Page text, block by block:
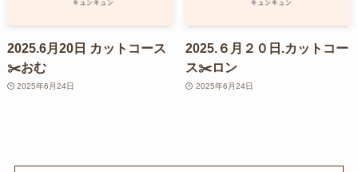
2025.6月20日 カットコース
✂️おむ
2025年6月24日
2025.６月２０日.カットコー
ス✂️ロン
2025年6月24日